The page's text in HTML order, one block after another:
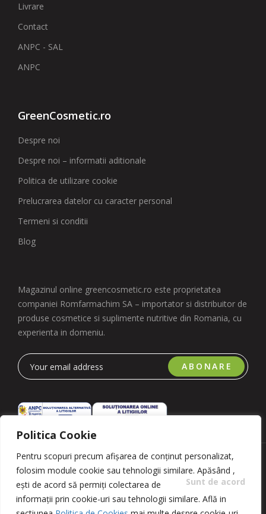
Politica Cookie
Pentru scopuri precum afișarea de conținut personalizat,
folosim module cookie sau tehnologii similare. Apăsând
Sunt de acord
,
ești de acord să permiți colectarea de
informații prin cookie-uri sau tehnologii similare. Află in
Livrare
Contact
ANPC - SAL
ANPC
GreenCosmetic.ro
Despre noi
Despre noi – informatii aditionale
Politica de utilizare cookie
Prelucrarea datelor cu caracter personal
Termeni si conditii
Blog
Magazinul online greencosmetic.ro este proprietatea
companiei Romfarmachim SA – importator si distribuitor de
produse cosmetice si suplimente nutritive din Romania, cu
experienta in domeniu.
ABONARE
Copyright 2023 © Romfarmachim SA. Realizat de Simplio
Software